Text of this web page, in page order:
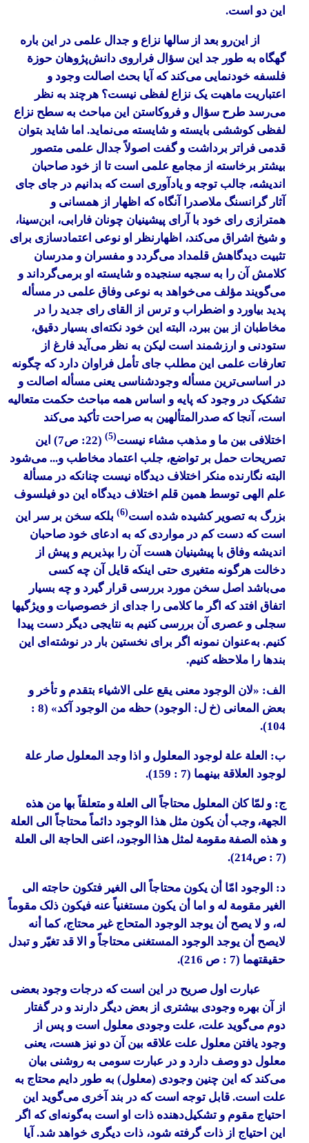
این دو است.
از این‌رو بعد از سالها نزاع و جدال علمی در این باره
گهگاه به طور جد این سؤال فراروی دانش‌پژوهان حوزة
فلسفه خودنمایی می‌کند که آیا بحث اصالت وجود و
اعتباریت ماهیت یک نزاع لفظی نیست؟ هرچند به نظر
می‌رسد طرح سؤال و فروکاستن این مباحث به سطح نزاع
لفظی کوششی بایسته و شایسته می‌نماید. اما شاید بتوان
قدمی فراتر برداشت و گفت اصولاً جدال علمی متصور
بیشتر برخاسته از مجامع علمی است تا از خود صاحبان
اندیشه، جالب توجه و یادآوری است که بدانیم در جای جای
آثار گرانسنگ ملاصدرا آنگاه که اظهار از همسانی و
همترازی رای خود با آرای پیشینیان چونان فارابی، ابن‌سینا،
و شیخ اشراق می‌کند، اظهارنظر او نوعی اعتمادسازی برای
تثبیت دیدگاهش قلمداد می‌گردد و مفسران و مدرسان
کلامش آن را به سجیه سنجیده و شایسته او برمی‌گرداند و
می‌گویند مؤلف می‌خواهد به نوعی وفاق علمی در مسأله
پدید بیاورد و اضطراب و ترس از القای رای جدید را در
مخاطبان از بین ببرد، البته این خود نکته‌ای بسیار دقیق،
ستودنی و ارزشمند است لیکن به نظر می‌آید فارغ از
تعارفات علمی این مطلب جای تأمل فراوان دارد که چگونه
در اساسی‌ترین مسأله وجودشناسی یعنی مسأله اصالت و
تشکیک در وجود که پایه و اساس همه مباحث حکمت متعالیه
است، آنجا که صدرالمتألهین به صراحت تأکید می‌کند
اختلافی بین ما و مذهب مشاء‌ نیست(5)
(22: ص7) این
تصریحات حمل بر تواضع، جلب اعتماد مخاطب و... می‌شود
البته نگارنده منکر اختلاف دیدگاه نیست چنانکه در مسألة
علم الهی توسط همین قلم اختلاف دیدگاه این دو فیلسوف
بزرگ به تصویر کشیده شده است(6)
بلکه سخن بر سر این
است که دست کم در مواردی که به ادعای خود صاحبان
اندیشه وفاق با پیشینیان هست آن را بپذیریم و پیش از
دخالت هرگونه متغیری حتی اینکه قایل آن چه کسی
می‌باشد اصل سخن مورد بررسی قرار گیرد و چه بسیار
اتفاق افتد که اگر ما کلامی را جدای از خصوصیات و ویژگیها
سجلی و عصری آن بررسی کنیم به نتایجی دیگر دست پیدا
کنیم. به‌عنوان نمونه اگر برای نخستین بار در نوشته‌ای این
بندها را ملاحظه کنیم.
الف: «لان الوجود معنی یقع علی الاشیاء بتقدم و تأخر و
بعض المعانی (خ ل: الوجود) حظه من الوجود آکد» (8 :
104).
ب: العلة علة لوجود المعلول و اذا وجد المعلول صار علة
لوجود العلاقة بینهما (7 : 159).
ج: و لمّا کان المعلول محتاجاً الی العلة و متعلقاً بها من هذه
الجهة، وجب أن یکون مثل هذا الوجود دائماً محتاجاً الی العلة
و هذه الصفة مقومة لمثل هذا الوجود، اعنی الحاجة الی العلة
(7 : ص214).
د: الوجود امّا أن یکون محتاجاً الی الغیر فتکون حاجته الی
الغیر مقومة له و اما أن یکون مستغنیاً عنه فیکون ذلک مقوماً
له، و لا یصح أن یوجد الوجود المتحاج غیر محتاج، کما أنه
لایصح أن یوجد الوجود المستغنی محتاجاً و الا قد تغیّر و تبدل
حقیقتهما (7 : ص 216).
عبارت اول صریح در این است که درجات وجود بعضی
از آن بهره وجودی بیشتری از بعض دیگر دارند و در گفتار
دوم می‌گوید علت، علت وجودی معلول است و پس از
وجود یافتن معلول علت علاقه بین آن دو نیز هست، یعنی
معلول دو وصف دارد و در عبارت سومی به روشنی بیان
می‌کند که این چنین وجودی (معلول) به طور دایم محتاج به
علت است. قابل توجه است که در بند آخری می‌گوید این
احتیاج مقوم و تشکیل‌دهنده ذات او است به‌گونه‌ای که اگر
این احتیاج از ذات گرفته شود، ذات دیگری خواهد شد. آیا